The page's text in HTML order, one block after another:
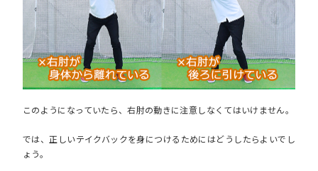
このようになっていたら、右肘の動きに注意しなくてはいけません。
では、正しいテイクバックを身につけるためにはどうしたらよいでし
ょう。